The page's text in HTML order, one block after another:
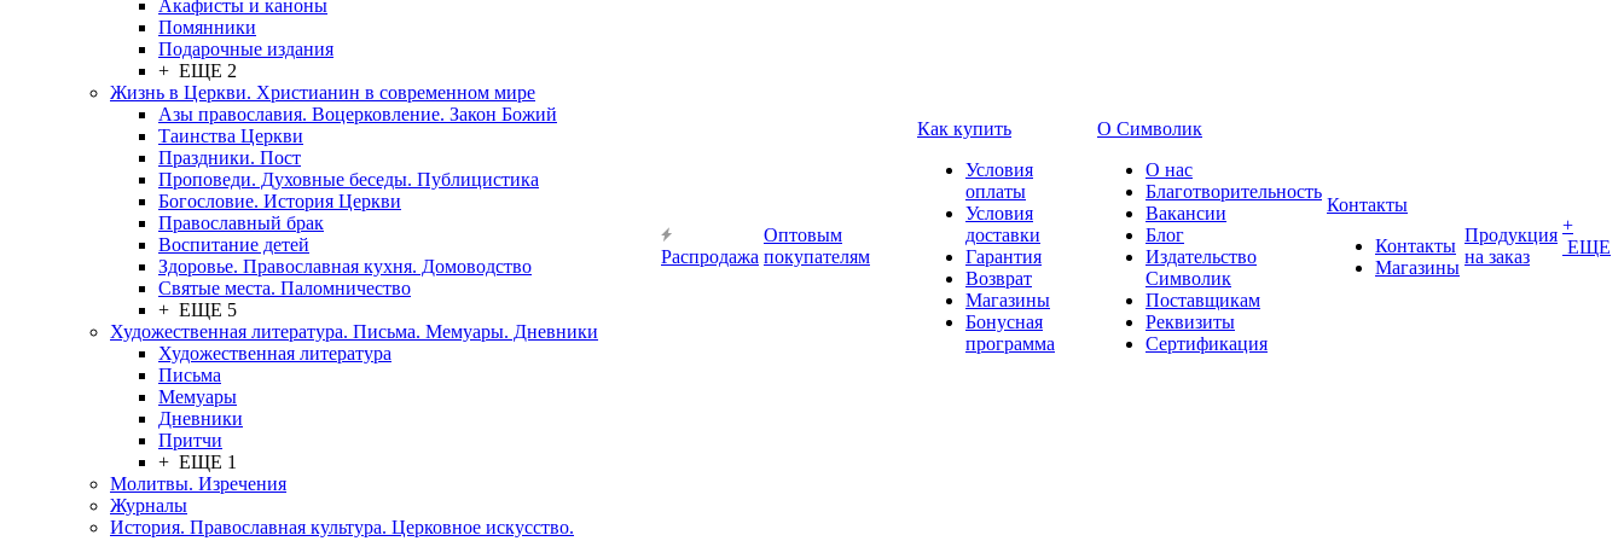
Акафисты и каноны
Помянники
Подарочные издания
+ ЕЩЕ 2
Жизнь в Церкви. Христианин в современном мире
Азы православия. Воцерковление. Закон Божий
Таинства Церкви
Праздники. Пост
Проповеди. Духовные беседы. Публицистика
Богословие. История Церкви
Православный брак
Воспитание детей
Здоровье. Православная кухня. Домоводство
Святые места. Паломничество
+ ЕЩЕ 5
Художественная литература. Письма. Мемуары. Дневники
Художественная литература
Письма
Мемуары
Дневники
Притчи
+ ЕЩЕ 1
Молитвы. Изречения
Журналы
История. Православная культура. Церковное искусство.
Распродажа
Оптовым
покупателям
Как купить
Условия
оплаты
Условия
доставки
Гарантия
Возврат
Магазины
Бонусная
программа
О Символик
О нас
Благотворительность
Вакансии
Блог
Издательство
Символик
Поставщикам
Реквизиты
Сертификация
Контакты
Контакты
Магазины
Продукция
на заказ
+
ЕЩЕ